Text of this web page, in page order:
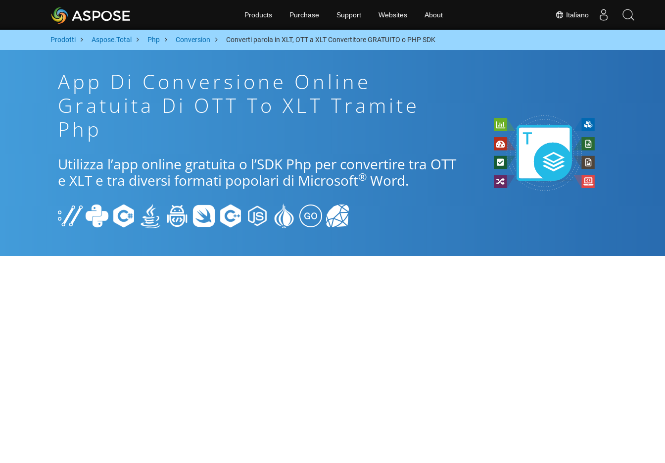
Italiano
Products Purchase Support Websites About
Prodotti Aspose.Total Php Conversion Converti parola in XLT, OTT a XLT Convertitore GRATUITO o PHP SDK
App Di Conversione Online
Gratuita Di OTT To XLT Tramite
Php
Utilizza l’app online gratuita o l’SDK Php per convertire tra OTT
e XLT e tra diversi formati popolari di Microsoft® Word.